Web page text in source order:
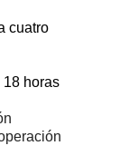
cuatro
18 horas